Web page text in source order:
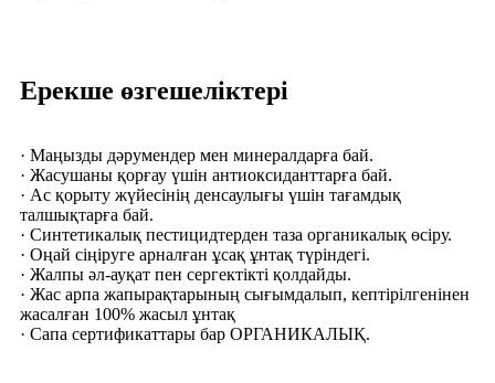
Ерекше өзгешеліктері
· Маңызды дәрумендер мен минералдарға бай.
· Жасушаны қорғау үшін антиоксиданттарға бай.
· Ас қорыту жүйесінің денсаулығы үшін тағамдық
талшықтарға бай.
· Синтетикалық пестицидтерден таза органикалық өсіру.
· Оңай сіңіруге арналған ұсақ ұнтақ түріндегі.
· Жалпы әл-ауқат пен сергектікті қолдайды.
· Жас арпа жапырақтарының сығымдалып, кептірілгенінен
жасалған 100% жасыл ұнтақ
· Сапа сертификаттары бар ОРГАНИКАЛЫҚ.